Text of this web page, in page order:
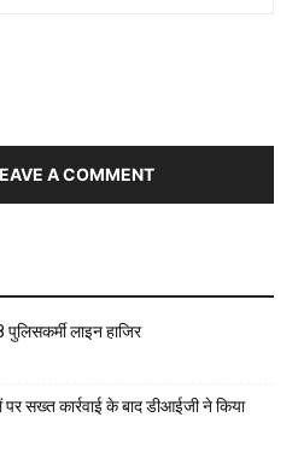
A COMMENT
पुलिसकर्मी लाइन हाजिर
पर सख्त कार्रवाई के बाद डीआईजी ने किया